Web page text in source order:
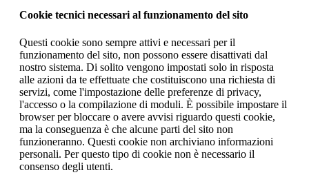
Cookie tecnici necessari al funzionamento del sito
Questi cookie sono sempre attivi e necessari per il
funzionamento del sito, non possono essere disattivati dal
nostro sistema. Di solito vengono impostati solo in risposta
alle azioni da te effettuate che costituiscono una richiesta di
servizi, come l'impostazione delle preferenze di privacy,
l'accesso o la compilazione di moduli. È possibile impostare il
browser per bloccare o avere avvisi riguardo questi cookie,
ma la conseguenza è che alcune parti del sito non
funzioneranno. Questi cookie non archiviano informazioni
personali. Per questo tipo di cookie non è necessario il
consenso degli utenti.